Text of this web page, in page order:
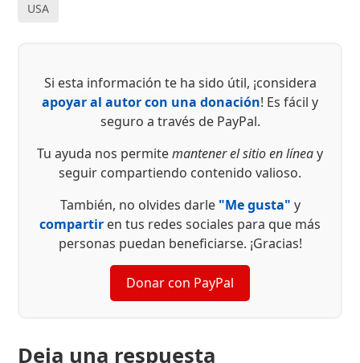
USA
Si esta información te ha sido útil, ¡considera
apoyar al autor con una donación! Es fácil y
seguro a través de PayPal.
Tu ayuda nos permitemantener el sitio en líneay
seguir compartiendo contenido valioso.
También, no olvides darle "Me gusta" y
compartir en tus redes sociales para que más
personas puedan beneficiarse. ¡Gracias!
Donar con PayPal
Deja una respuesta